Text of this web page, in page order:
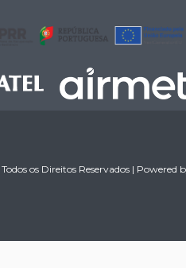
os Direitos Reservados | Powered